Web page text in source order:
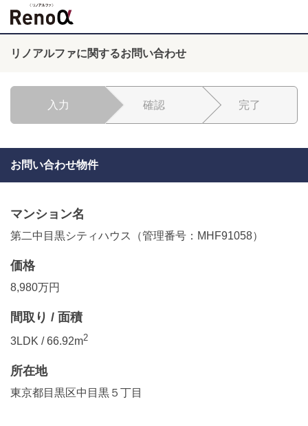
リノアルファに関するお問い合わせ
入力 確認 完了
お問い合わせ物件
マンション名
第二中目黒シティハウス（管理番号：MHF91058）
価格
8,980万円
間取り / 面積
3LDK / 66.92m2
所在地
東京都目黒区中目黒５丁目